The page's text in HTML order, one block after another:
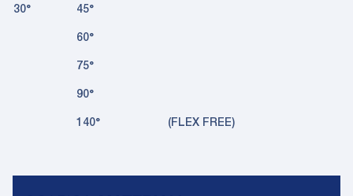
30° 45°
60°
75°
90°
140° (FLEX FREE)